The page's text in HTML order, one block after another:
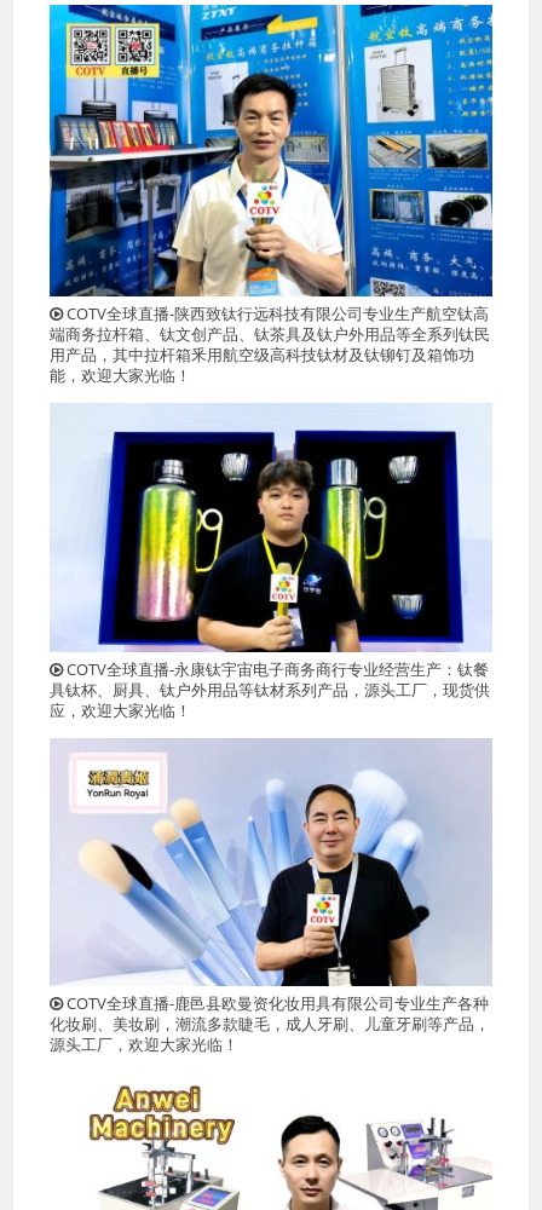
COTV全球直播-陕西致钛行远科技有限公司专业生产航空钛高
端商务拉杆箱、钛文创产品、钛茶具及钛户外用品等全系列钛民
用产品，其中拉杆箱釆用航空级高科技钛材及钛铆钉及箱饰功
能，欢迎大家光临！
COTV全球直播-永康钛宇宙电子商务商行专业经营生产：钛餐
具钛杯、厨具、钛户外用品等钛材系列产品，源头工厂，现货供
应，欢迎大家光临！
COTV全球直播-鹿邑县欧曼资化妆用具有限公司专业生产各种
化妆刷、美妆刷，潮流多款睫毛，成人牙刷、儿童牙刷等产品，
源头工厂，欢迎大家光临！